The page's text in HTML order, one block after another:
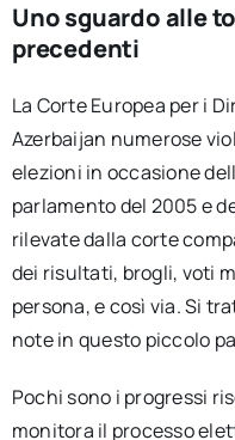
Uno sguardo alle
precedenti
La Corte Europea per i
Azerbaijan numerose
elezioni in occasione
parlamento del 2005 e
rilevate dalla corte
dei risultati, brogli, voti
persona, e così via. Si
note in questo piccolo
Pochi sono i progressi
monitora il processo